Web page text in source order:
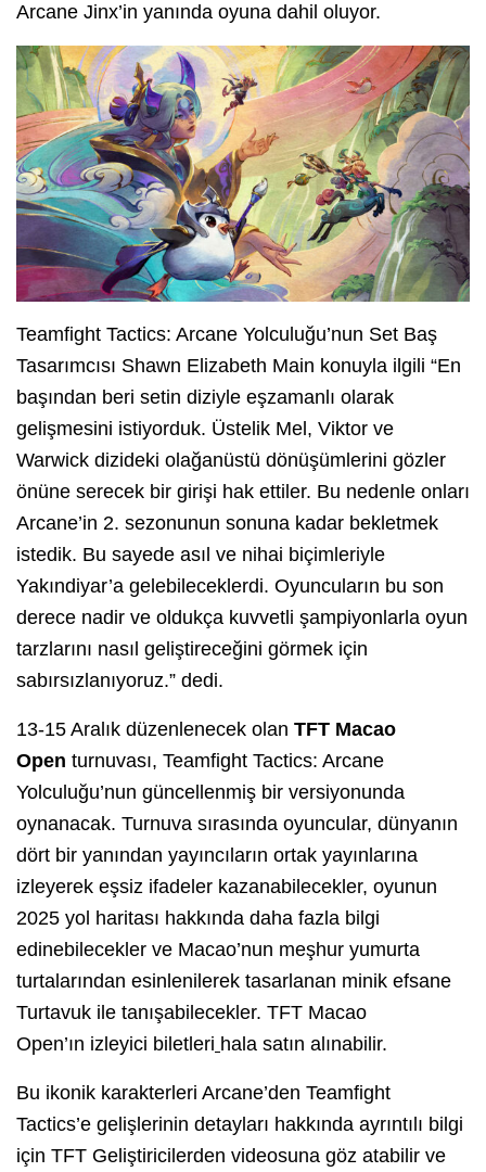
Arcane Jinx’in yanında oyuna dahil oluyor.
Teamfight Tactics: Arcane Yolculuğu’nun Set Baş
Tasarımcısı Shawn Elizabeth Main konuyla ilgili “En
başından beri setin diziyle eşzamanlı olarak
gelişmesini istiyorduk. Üstelik Mel, Viktor ve
Warwick dizideki olağanüstü dönüşümlerini gözler
önüne serecek bir girişi hak ettiler. Bu nedenle onları
Arcane’in 2. sezonunun sonuna kadar bekletmek
istedik. Bu sayede asıl ve nihai biçimleriyle
Yakındiyar’a gelebileceklerdi. Oyuncuların bu son
derece nadir ve oldukça kuvvetli şampiyonlarla oyun
tarzlarını nasıl geliştireceğini görmek için
sabırsızlanıyoruz.” dedi.
13-15 Aralık düzenlenecek olan TFT Macao
Open turnuvası, Teamfight Tactics: Arcane
Yolculuğu’nun güncellenmiş bir versiyonunda
oynanacak. Turnuva sırasında oyuncular, dünyanın
dört bir yanından yayıncıların ortak yayınlarına
izleyerek eşsiz ifadeler kazanabilecekler, oyunun
2025 yol haritası hakkında daha fazla bilgi
edinebilecekler ve Macao’nun meşhur yumurta
turtalarından esinlenilerek tasarlanan minik efsane
Turtavuk ile tanışabilecekler. TFT Macao
Open’ın izleyici biletleri hala satın alınabilir.
Bu ikonik karakterleri Arcane’den Teamfight
Tactics’e gelişlerinin detayları hakkında ayrıntılı bilgi
için TFT Geliştiricilerden videosuna göz atabilir ve